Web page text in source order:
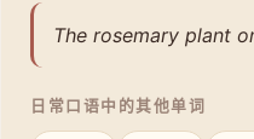
The rosemary plant
日常口语中的其他单词